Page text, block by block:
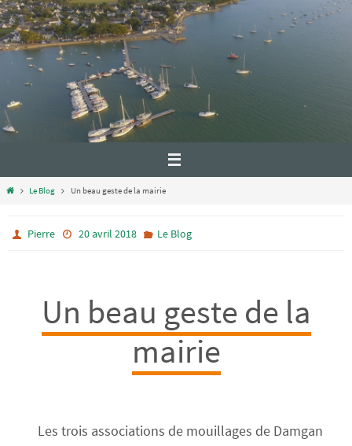
Le Blog Un beau geste de la mairie
Pierre 20 avril 2018 Le Blog
Un beau geste de la
mairie
Les trois associations de mouillages de Damgan